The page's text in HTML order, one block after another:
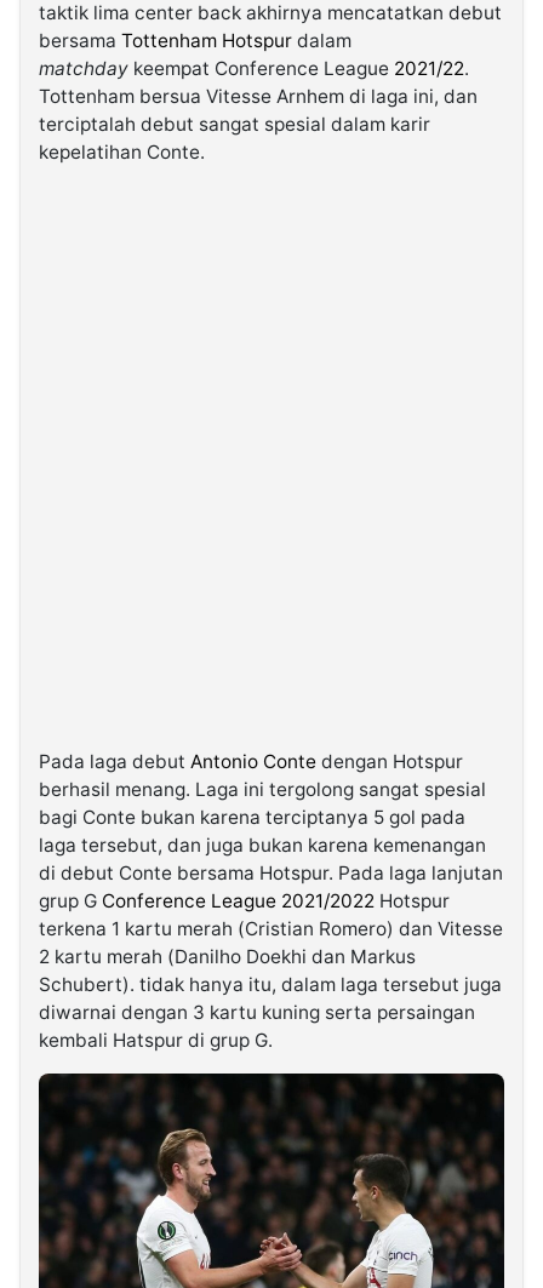
Kabarbaru.co
2026
taktik lima center back akhirnya mencatatkan debut
bersama Tottenham Hotspur dalam
matchday keempat Conference League 2021/22.
Tottenham bersua Vitesse Arnhem di laga ini, dan
terciptalah debut sangat spesial dalam karir
kepelatihan Conte.
Pada laga debut Antonio Conte dengan Hotspur
berhasil menang. Laga ini tergolong sangat spesial
bagi Conte bukan karena terciptanya 5 gol pada
laga tersebut, dan juga bukan karena kemenangan
di debut Conte bersama Hotspur. Pada laga lanjutan
grup G Conference League 2021/2022 Hotspur
terkena 1 kartu merah (Cristian Romero) dan Vitesse
2 kartu merah (Danilho Doekhi dan Markus
Schubert). tidak hanya itu, dalam laga tersebut juga
diwarnai dengan 3 kartu kuning serta persaingan
kembali Hatspur di grup G.